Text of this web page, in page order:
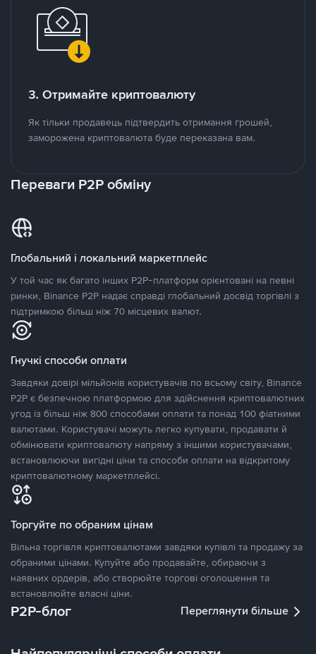
3. Отримайте криптовалюту
Як тільки продавець підтвердить отримання грошей,
заморожена криптовалюта буде переказана вам.
Переваги P2P обміну
Глобальний і локальний маркетплейс
У той час як багато інших P2P-платформ орієнтовані на певні
ринки, Binance P2P надає справді глобальний досвід торгівлі з
підтримкою більш ніж 70 місцевих валют.
Гнучкі способи оплати
Завдяки довірі мільйонів користувачів по всьому світу, Binance
P2P є безпечною платформою для здійснення криптовалютних
угод із більш ніж 800 способами оплати та понад 100 фіатними
валютами. Користувачі можуть легко купувати, продавати й
обмінювати криптовалюту напряму з іншими користувачами,
встановлюючи вигідні ціни та способи оплати на відкритому
криптовалютному маркетплейсі.
Торгуйте по обраним цінам
Вільна торгівля криптовалютами завдяки купівлі та продажу за
обраними цінами. Купуйте або продавайте, обираючи з
наявних ордерів, або створюйте торгові оголошення та
встановлюйте власні ціни.
P2P-блог Переглянути більше